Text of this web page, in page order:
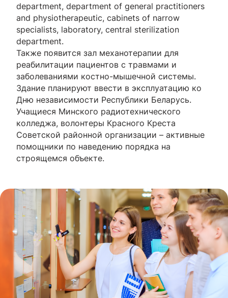
department, department of general practitioners
and physiotherapeutic, cabinets of narrow
specialists, laboratory, central sterilization
department.
Также появится зал механотерапии для
реабилитации пациентов с травмами и
заболеваниями костно-мышечной системы.
Здание планируют ввести в эксплуатацию ко
Дню независимости Республики Беларусь.
Учащиеся Минского радиотехнического
колледжа, волонтеры Красного Креста
Советской районной организации – активные
помощники по наведению порядка на
строящемся объекте.